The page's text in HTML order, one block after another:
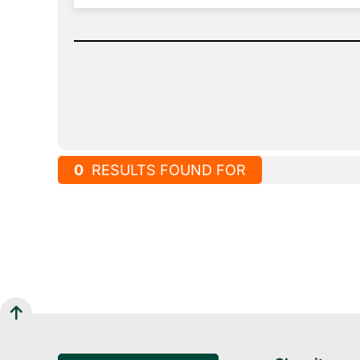
0 RESULTS FOUND FOR